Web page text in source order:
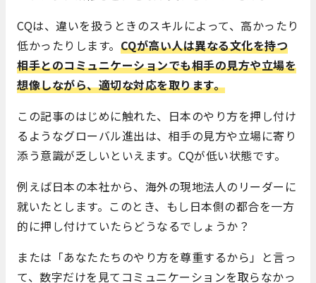
CQは、違いを扱うときのスキルによって、高かったり
低かったりします。 CQが高い人は異なる文化を持つ
相手とのコミュニケーションでも相手の見方や立場を
想像しながら、適切な対応を取ります。
この記事のはじめに触れた、日本のやり方を押し付け
るようなグローバル進出は、相手の見方や立場に寄り
添う意識が乏しいといえます。CQが低い状態です。
例えば日本の本社から、海外の現地法人のリーダーに
就いたとします。このとき、もし日本側の都合を一方
的に押し付けていたらどうなるでしょうか？
または「あなたたちのやり方を尊重するから」と言っ
て、数字だけを見てコミュニケーションを取らなかっ